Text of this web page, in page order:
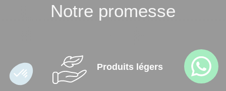
Notre promesse
Produits légers